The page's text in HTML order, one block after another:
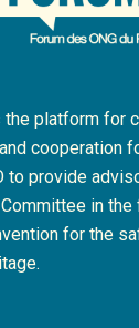
the platform for
cooperation
to provide
in
for the